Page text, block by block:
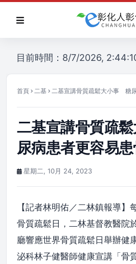
目前時間：8/7/2026,
首頁 二基 二基宣講骨質疏鬆大小事 糖
二基宣講骨質疏
尿病患者更容易
星期二, 10月 24, 2023
【記者林明佑／二林鎮報導】
骨質疏鬆日，二林基督教醫院
廳響應世界骨質疏鬆日舉辦健
泌科林子健醫師健康宣講「骨